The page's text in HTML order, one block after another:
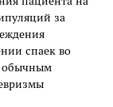
за
спаек во
обычным